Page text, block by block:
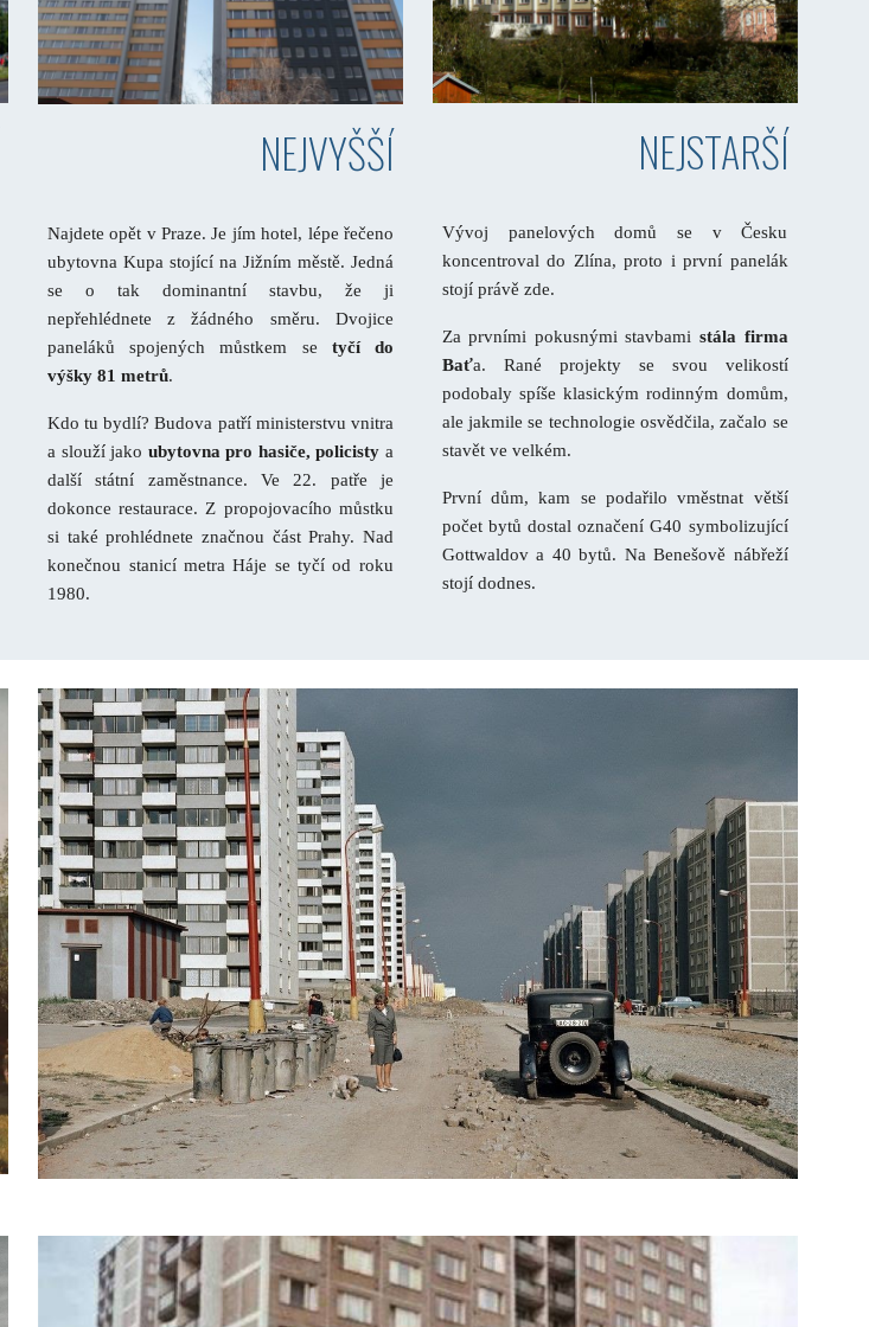
NEJVYŠŠÍ
Najdete opět v Praze. Je jím hotel, lépe řečeno
ubytovna Kupa stojící na Jižním městě. Jedná
se o tak dominantní stavbu, že ji
nepřehlédnete z žádného směru. Dvojice
paneláků spojených můstkem se tyčí do
výšky 81 metrů.
Kdo tu bydlí? Budova patří ministerstvu vnitra
a slouží jako ubytovna pro hasiče, policisty a
další státní zaměstnance. Ve 22. patře je
dokonce restaurace. Z propojovacího můstku
si také prohlédnete značnou část Prahy. Nad
konečnou stanicí metra Háje se tyčí od roku
1980.
NEJSTARŠÍ
Vývoj panelových domů se v Česku
koncentroval do Zlína, proto i první panelák
stojí právě zde.
Za prvními pokusnými stavbami stála firma
Baťa. Rané projekty se svou velikostí
podobaly spíše klasickým rodinným domům,
ale jakmile se technologie osvědčila, začalo se
stavět ve velkém.
První dům, kam se podařilo vměstnat větší
počet bytů dostal označení G40 symbolizující
Gottwaldov a 40 bytů. Na Benešově nábřeží
stojí dodnes.